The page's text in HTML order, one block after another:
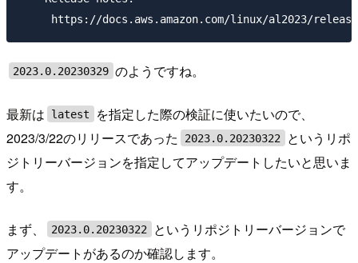
2023.0.20230329 のようですね。
最新は latest
を指定した際の検証に使いたいので、
2023/3/22のリリースであった
2023.0.20230322
というリポ
ジトリーバージョンを指定してアップデートしたいと思いま
す。
まず、 2023.0.20230322
というリポジトリーバージョンで
アップデートがあるのか確認します。